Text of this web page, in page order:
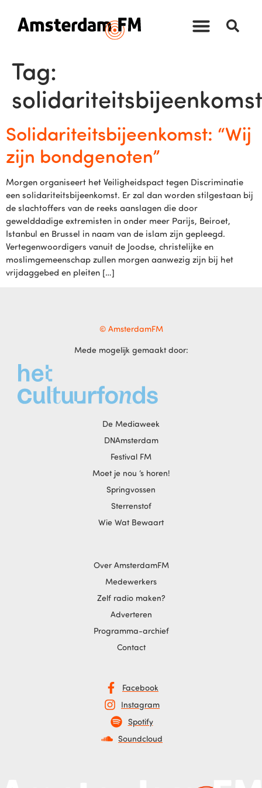
Tag:
solidariteitsbijeenkomst
Solidariteitsbijeenkomst: “Wij
zijn bondgenoten”
Morgen organiseert het Veiligheidspact tegen Discriminatie
een solidariteitsbijeenkomst. Er zal dan worden stilgestaan bij
de slachtoffers van de reeks aanslagen die door
gewelddadige extremisten in onder meer Parijs, Beiroet,
Istanbul en Brussel in naam van de islam zijn gepleegd.
Vertegenwoordigers vanuit de Joodse, christelijke en
moslimgemeenschap zullen morgen aanwezig zijn bij het
vrijdaggebed en pleiten […]
© AmsterdamFM
Mede mogelijk gemaakt door:
De Mediaweek
DNAmsterdam
Festival FM
Moet je nou ‘s horen!
Springvossen
Sterrenstof
Wie Wat Bewaart
Over AmsterdamFM
Medewerkers
Zelf radio maken?
Adverteren
Programma-archief
Contact
Facebook
Instagram
Spotify
Soundcloud